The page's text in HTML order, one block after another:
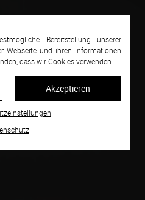
Bereitstellung unserer
Webseite und ihren Informationen
dass wir Cookies verwenden.
Akzeptieren